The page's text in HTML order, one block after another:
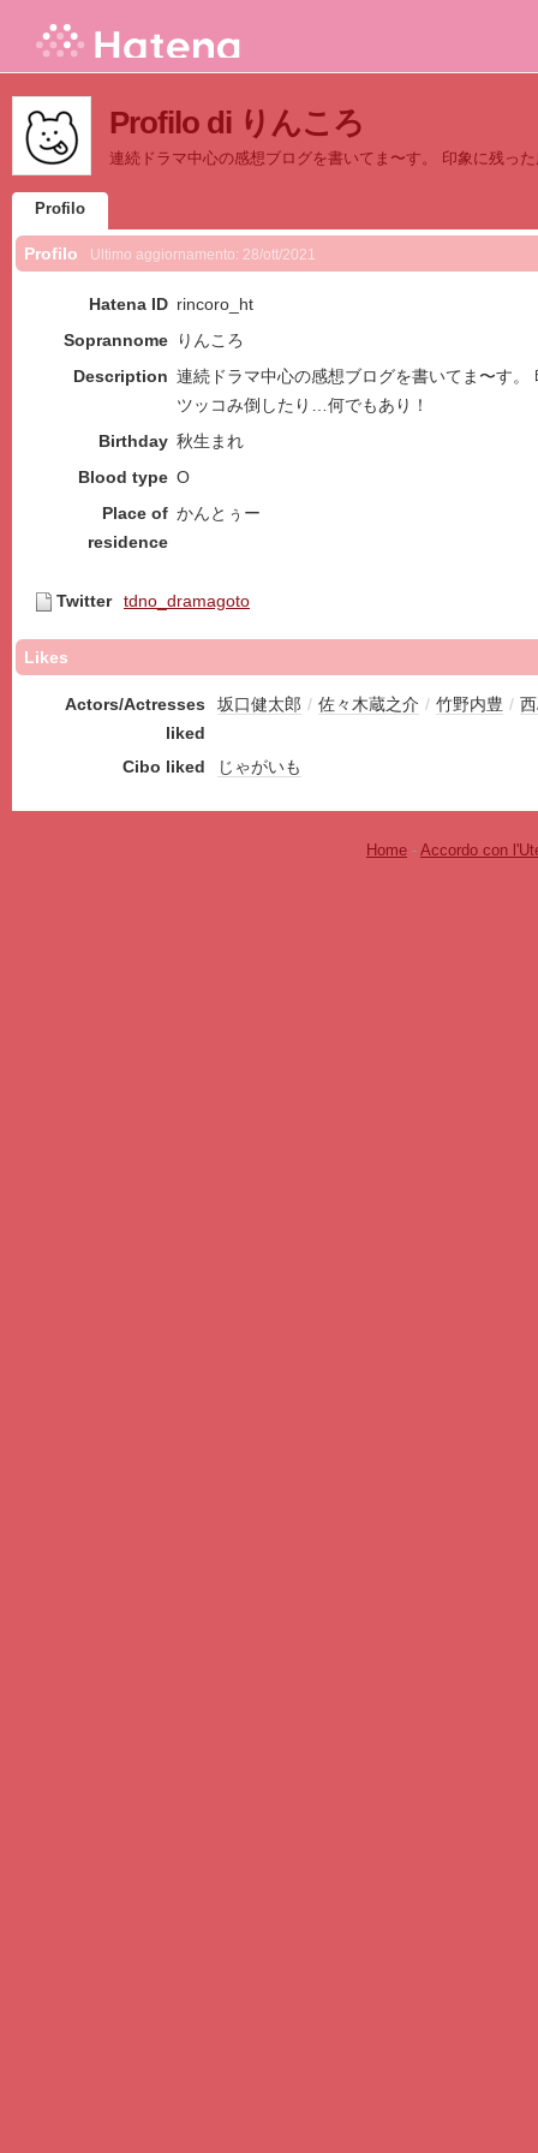
Profilo di りんころ
連続ドラマ中心の感想ブログを書いてま〜す。 印象に残っ
Profilo
Profilo Ultimo aggiornamento: 28/ott/2021
Hatena ID rincoro_ht
Soprannome
りんころ
Description 連続ドラマ中心の感想ブログを書いてま〜す
ツッコみ倒したり…何でもあり！
Birthday 秋生まれ
Blood type O
Place of
residence
かんとぅー
Twitter tdno_dramagoto
Likes
Actors/Actresses
liked
坂口健太郎 / 佐々木蔵之介 / 竹野内豊 /
Cibo liked じゃがいも
Home - Accordo con